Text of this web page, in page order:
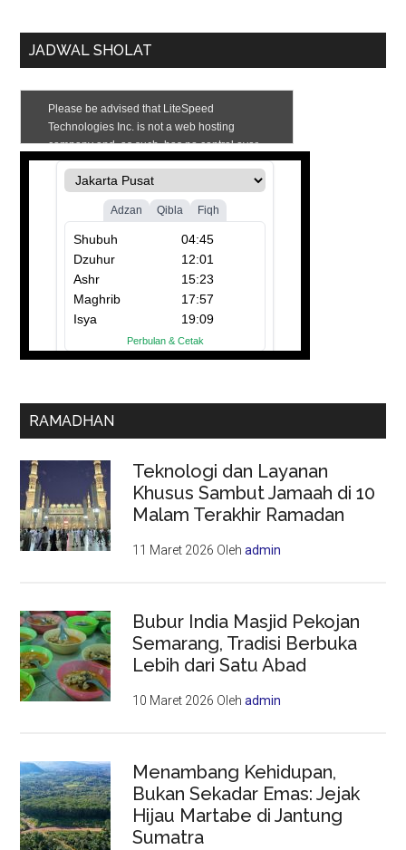
JADWAL SHOLAT
RAMADHAN
Teknologi dan Layanan
Khusus Sambut Jamaah di 10
Malam Terakhir Ramadan
11 Maret 2026 Olehadmin
Bubur India Masjid Pekojan
Semarang, Tradisi Berbuka
Lebih dari Satu Abad
10 Maret 2026 Olehadmin
Menambang Kehidupan,
Bukan Sekadar Emas: Jejak
Hijau Martabe di Jantung
Sumatra